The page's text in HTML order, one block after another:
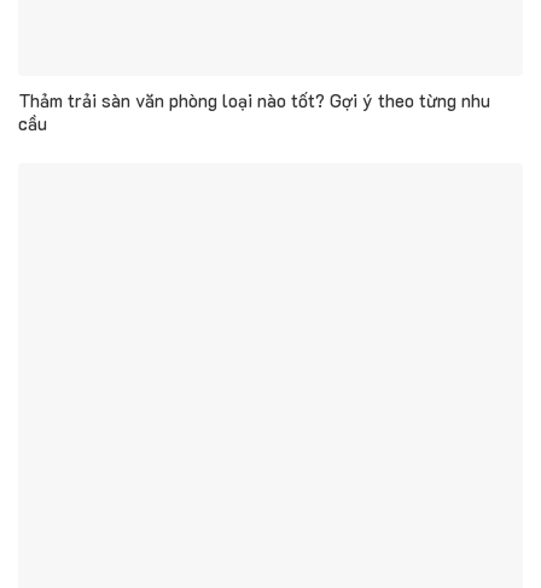
Thảm trải sàn văn phòng loại nào tốt? Gợi ý theo từng nhu
cầu